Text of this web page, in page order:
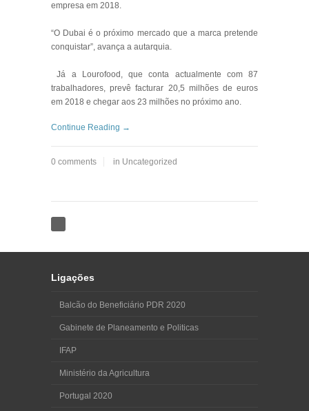
empresa em 2018.
“O Dubai é o próximo mercado que a marca pretende
conquistar”, avança a autarquia.
Já a Lourofood, que conta actualmente com 87
trabalhadores, prevê facturar 20,5 milhões de euros
em 2018 e chegar aos 23 milhões no próximo ano.
Continue Reading →
0 comments in Uncategorized
Ligações
Balcão do Beneficiário PDR 2020
Gabinete de Planeamento e Politicas
IFAP
Ministério da Agricultura
Portugal 2020